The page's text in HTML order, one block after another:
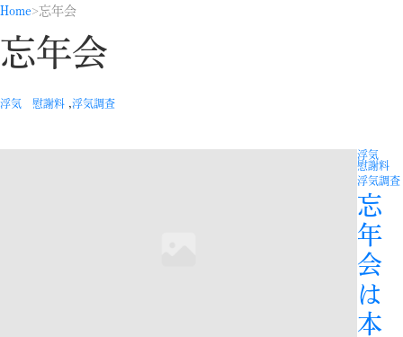
Home 忘年会
忘年会
浮気 慰謝料 ,浮気調査
浮気
慰謝料
浮気調査
忘
年
会
は
本